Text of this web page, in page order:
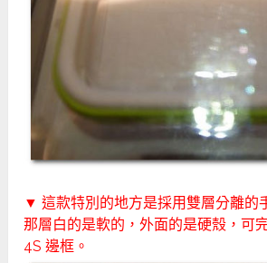
▼ 這款特別的地方是採用雙層分離的
那層白的是軟的，外面的是硬殼，可
4S 邊框。